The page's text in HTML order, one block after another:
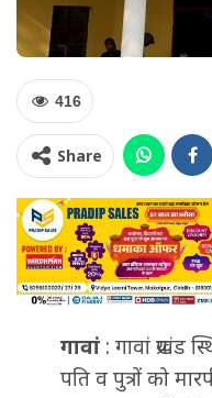
416
Share
गावां : गावां प्रखंड
पति व पुत्रों को